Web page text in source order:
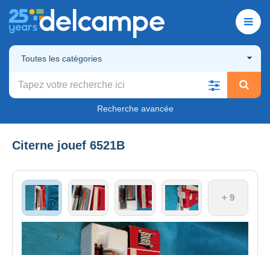
Toutes les catégories
Recherche avancée
Citerne jouef 6521B
+ 9